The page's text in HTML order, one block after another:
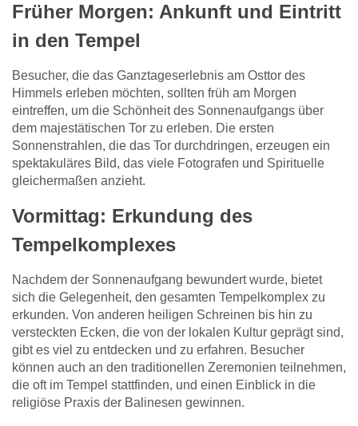
Früher Morgen: Ankunft und Eintritt
in den Tempel
Besucher, die das Ganztageserlebnis am Osttor des
Himmels erleben möchten, sollten früh am Morgen
eintreffen, um die Schönheit des Sonnenaufgangs über
dem majestätischen Tor zu erleben. Die ersten
Sonnenstrahlen, die das Tor durchdringen, erzeugen ein
spektakuläres Bild, das viele Fotografen und Spirituelle
gleichermaßen anzieht.
Vormittag: Erkundung des
Tempelkomplexes
Nachdem der Sonnenaufgang bewundert wurde, bietet
sich die Gelegenheit, den gesamten Tempelkomplex zu
erkunden. Von anderen heiligen Schreinen bis hin zu
versteckten Ecken, die von der lokalen Kultur geprägt sind,
gibt es viel zu entdecken und zu erfahren. Besucher
können auch an den traditionellen Zeremonien teilnehmen,
die oft im Tempel stattfinden, und einen Einblick in die
religiöse Praxis der Balinesen gewinnen.